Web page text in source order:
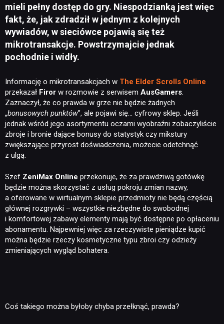
mieli pełny dostęp do gry. Niespodzianką jest więc
fakt, że, jak zdradził w jednym z kolejnych
wywiadów, w sieciówce pojawią się też
mikrotransakcje. Powstrzymajcie jednak
pochodnie i widły.
Informację o mikrotransakcjach w The Elder Scrolls Online
przekazał Firor w rozmowie z serwisem AusGamers.
Zaznaczył, że co prawda w grze nie będzie żadnych
„bonusowych punktów”, ale pojawi się… cyfrowy sklep. Jeśli
jednak wśród jego asortymentu oczami wyobraźni zobaczyliście
zbroje i bronie dające bonusy do statystyk czy mikstury
zwiększające przyrost doświadczenia, możecie odetchnąć
z ulgą.
Szef ZeniMax Online przekonuje, że za prawdziwą gotówkę
będzie można skorzystać z usług pokroju zmian nazwy,
a oferowane w wirtualnym sklepie przedmioty nie będą częścią
głównej rozgrywki – wszystkie niezbędne do swobodnej
i komfortowej zabawy elementy mają być dostępne po opłaceniu
abonamentu. Najpewniej więc za rzeczywiste pieniądze kupić
można będzie rzeczy kosmetyczne typu zbroi czy odzieży
zmieniających wygląd bohatera.
Coś takiego można byłoby chyba przełknąć, prawda?